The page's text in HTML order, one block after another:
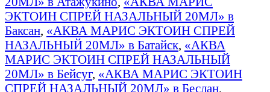
ЭКТОИН СПРЕЙ НАЗАЛЬНЫЙ 20МЛ» в
Баксан, «АКВА МАРИС ЭКТОИН СПРЕЙ
НАЗАЛЬНЫЙ 20МЛ» в Батайск, «АКВА
МАРИС ЭКТОИН СПРЕЙ НАЗАЛЬНЫЙ
20МЛ» в Бейсуг, «АКВА МАРИС ЭКТОИН
СПРЕЙ НАЗАЛЬНЫЙ 20МЛ» в Беслан,